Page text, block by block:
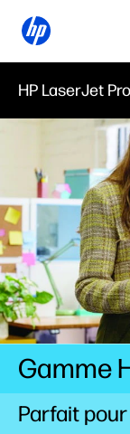
HP LaserJet
Gamme
Parfait